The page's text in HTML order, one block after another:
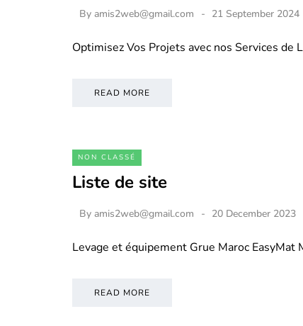
By amis2web@gmail.com 21 September 2024
Optimisez Vos Projets avec nos Services
READ MORE
NON CLASSÉ
Liste de site
By amis2web@gmail.com 20 December 2023
Levage et équipement Grue Maroc
READ MORE